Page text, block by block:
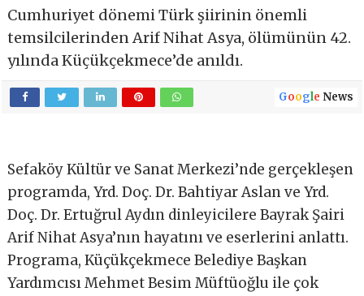
Cumhuriyet dönemi Türk şiirinin önemli
temsilcilerinden Arif Nihat Asya, ölümünün 42.
yılında Küçükçekmece’de anıldı.
Google News
Sefaköy Kültür ve Sanat Merkezi’nde gerçekleşen
programda, Yrd. Doç. Dr. Bahtiyar Aslan ve Yrd.
Doç. Dr. Ertuğrul Aydın dinleyicilere Bayrak Şairi
Arif Nihat Asya’nın hayatını ve eserlerini anlattı.
Programa, Küçükçekmece Belediye Başkan
Yardımcısı Mehmet Besim Müftüoğlu ile çok